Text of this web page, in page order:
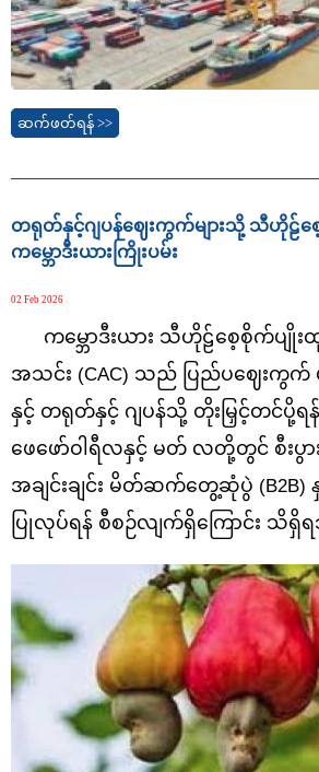
ဆက်ဖတ်ရန် >>
တရုတ်နှင့်ဂျပန်ဈေးကွက်များသို့ သီဟိုဠ်စ
ကမ္ဘောဒီးယားကြိုးပမ်း
02 Feb 2026
ကမ္ဘောဒီးယား သီဟိုဠ်စေ့စိုက်ပျိုး
အသင်း (CAC) သည် ပြည်ပဈေးကွက် မ
နှင့် တရုတ်နှင့် ဂျပန်သို့ တိုးမြှင့်တင်ပို့
ဖေဖော်ဝါရီလနှင့် မတ် လတို့တွင် စီးပွာ
အချင်းချင်း မိတ်ဆက်တွေ့ဆုံပွဲ (B2B)
ပြုလုပ်ရန် စီစဉ်လျက်ရှိကြောင်း သိရှိ